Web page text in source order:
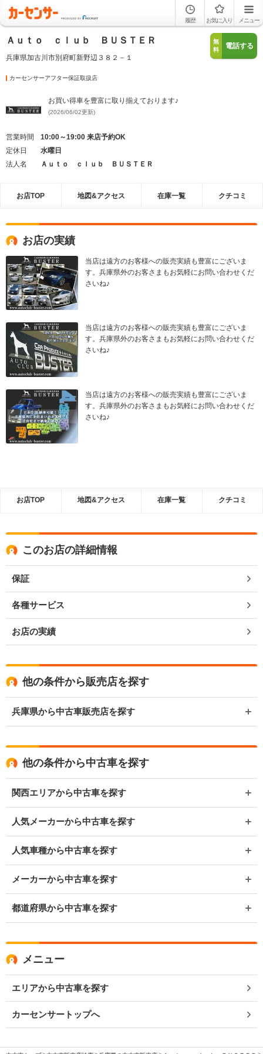
履歴 お気に入り メニュー
Ａｕｔｏ ｃｌｕｂ ＢＵＳＴＥＲ
兵庫県加古川市別府町新野辺３８２－１
無
料
電話する
カーセンサーアフター保証取扱店
お買い得車を豊富に取り揃えております♪
(2026/06/02更新)
営業時間
10:00～19:00 来店予約OK
定休日
水曜日
法人名
Ａｕｔｏ ｃｌｕｂ ＢＵＳＴＥＲ
お店TOP 地図&アクセス 在庫一覧 クチコミ
お店の実績
当店は遠方のお客様への販売実績も豊富にございま
す。兵庫県外のお客さまもお気軽にお問い合わせくだ
さいね♪
当店は遠方のお客様への販売実績も豊富にございま
す。兵庫県外のお客さまもお気軽にお問い合わせくだ
さいね♪
当店は遠方のお客様への販売実績も豊富にございま
す。兵庫県外のお客さまもお気軽にお問い合わせくだ
さいね♪
お店TOP 地図&アクセス 在庫一覧 クチコミ
このお店の詳細情報
保証
各種サービス
お店の実績
他の条件から販売店を探す
兵庫県から中古車販売店を探す
他の条件から中古車を探す
関西エリアから中古車を探す
人気メーカーから中古車を探す
人気車種から中古車を探す
メーカーから中古車を探す
都道府県から中古車を探す
メニュー
エリアから中古車を探す
カーセンサートップへ